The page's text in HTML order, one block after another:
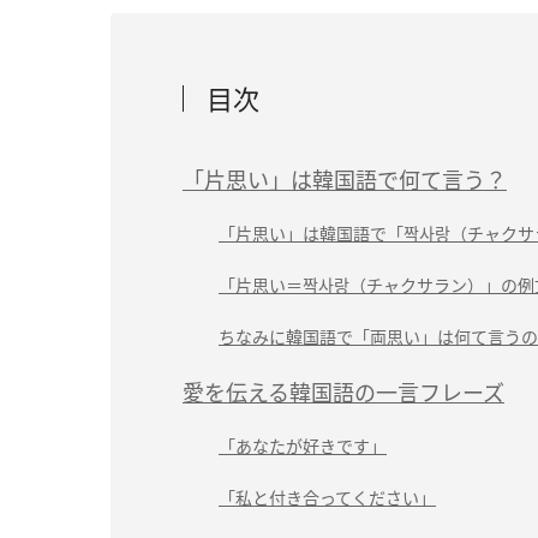
目次
「片思い」は韓国語で何て言う？
「片思い」は韓国語で「짝사랑（チャクサ
「片思い＝짝사랑（チャクサラン）」の
ちなみに韓国語で「両思い」は何て言う
愛を伝える韓国語の一言フレーズ
「あなたが好きです」
「私と付き合ってください」